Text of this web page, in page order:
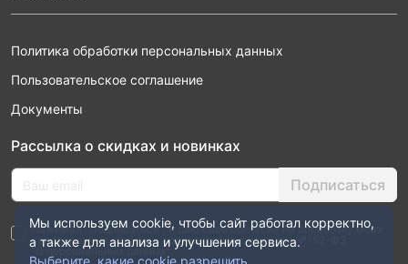
Политика обработки персональных данных
Пользовательское соглашение
Документы
Рассылка о скидках и новинках
Подписаться
Нажимая “Подписаться”, я даю свое согласие на обработку моих
персональных данных в соответствии с законом №152-ФЗ
“О персональных данных”
Мы используем cookie, чтобы сайт работал корректно,
а также для анализа и улучшения сервиса.
Выберите, какие cookie разрешить